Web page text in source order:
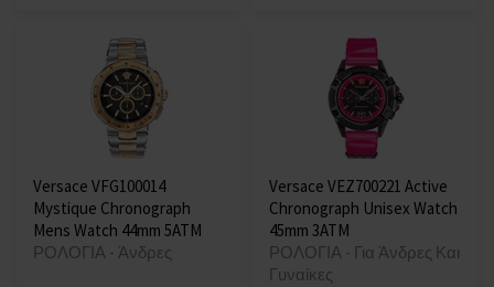
Versace VFG100014
Mystique Chronograph
Mens Watch 44mm 5ATM
ΡΟΛΟΓΙΑ - Άνδρες
Versace VEZ700221 Active
Chronograph Unisex Watch
45mm 3ATM
ΡΟΛΟΓΙΑ - Για Άνδρες Και
Γυναίκες